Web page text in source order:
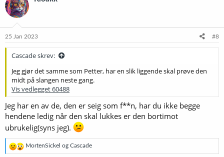
s
j
o
e
25 Jan 2023 #8
Cascade skrev:
Jeg gjør det samme som Petter, har en slik liggende skal prøve den
midt på slangen neste gang.
Vis vedlegget 60488
Jeg har en av de, den er seig som f**n, har du ikke begge
hendene ledig når den skal lukkes er den bortimot
ubrukelig(syns jeg).
R
e
MortenSickel og Cascade